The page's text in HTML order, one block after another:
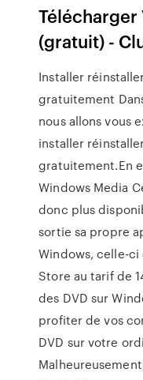
Télécharger
(gratuit) -
Installer
gratuitement
nous allons vous
installer
gratuitement.En
Windows Media
donc plus
sortie sa propre
Windows, celle-
Store au tarif de
des DVD sur
profiter de vos
DVD sur votre